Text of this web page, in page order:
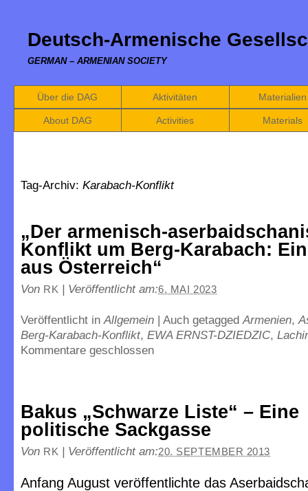
Deutsch-Armenische
GERMAN – ARMENIAN SOCIETY
Über die DAG Aktivitäten Materialien
About DAG Activities Materials
Tag-Archiv: Karabach-Konflikt
„Der armenisch-
Konflikt um Berg-Karabach:
aus Österreich“
Von RK | Veröffentlicht am:6. MAI 2023
Veröffentlicht inAllgemein | Auch getaggedArmenien,
Berg-Karabach-Konflikt, EWA ERNST-DZIEDZIC,
Kommentare geschlossen
Bakus „Schwarze Liste“ – Eine
politische Sackgasse
Von RK | Veröffentlicht am:20. SEPTEMBER 2013
Anfang August veröffentlichte das